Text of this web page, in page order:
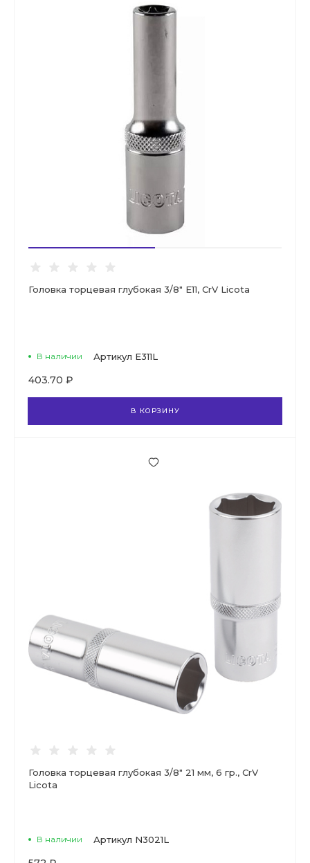
Головка торцевая глубокая 3/8" E11, CrV Licota
В наличии Артикул E311L
403.70 ₽
В КОРЗИНУ
Головка торцевая глубокая 3/8" 21 мм, 6 гр., CrV
Licota
В наличии Артикул N3021L